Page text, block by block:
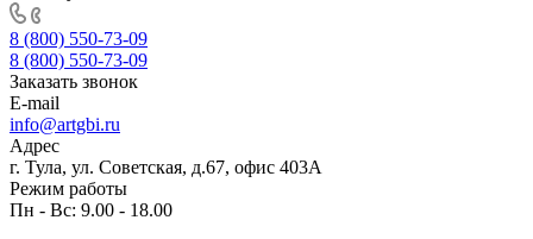
8 (800) 550-73-09
8 (800) 550-73-09
Заказать звонок
E-mail
info@artgbi.ru
Адрес
г. Тула, ул. Советская, д.67, офис 403А
Режим работы
Пн - Вс: 9.00 - 18.00